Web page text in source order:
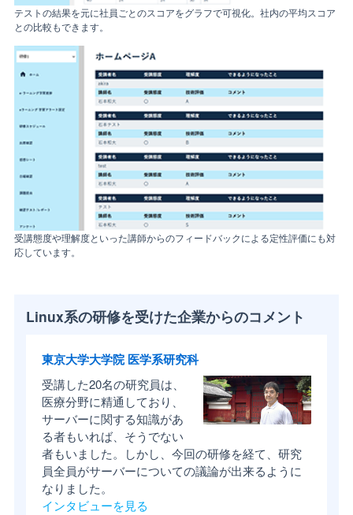
テストの結果を元に社員ごとのスコアをグラフで可視化。社内の平均スコア
との比較もできます。
受講態度や理解度といった講師からのフィードバックによる定性評価にも対
応しています。
Linux系の研修を受けた企業からのコメント
東京大学大学院 医学系研究科
受講した20名の研究員は、
医療分野に精通しており、
サーバーに関する知識があ
る者もいれば、そうでない
者もいました。しかし、今回の研修を経て、研究
員全員がサーバーについての議論が出来るように
なりました。
インタビューを見る